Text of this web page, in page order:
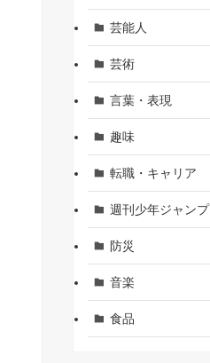
芸能人
芸術
言葉・表現
趣味
転職・キャリア
週刊少年ジャンプ
防災
音楽
食品